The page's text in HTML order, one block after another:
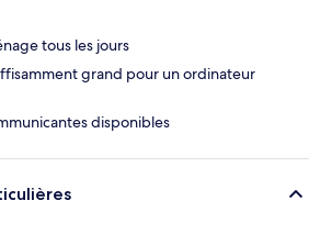
tous les jours
grand pour un ordinateur
disponibles